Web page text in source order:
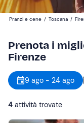
Pranzi e cene / Toscana /
Prenota i
Firenze
9 ago - 24 ago
4 attività trovate